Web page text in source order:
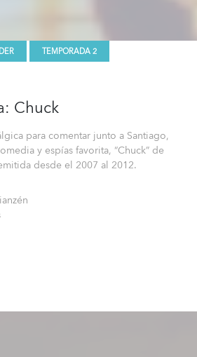
TEMPORADA 2
Chuck
para comentar junto a Santiago,
y espías favorita, “Chuck” de
desde el 2007 al 2012.